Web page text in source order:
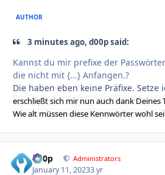
AUTHOR
3 minutes ago, d00p said:
Kannst du mir prefixe der
die nicht mit {...} Anfangen.?
Die haben eben keine Präfixe. Setze
erschließt sich mir nun auch dank Deines
Wie alt müssen diese Kennwörter wohl
d00p Administrators
January 11, 20233 yr